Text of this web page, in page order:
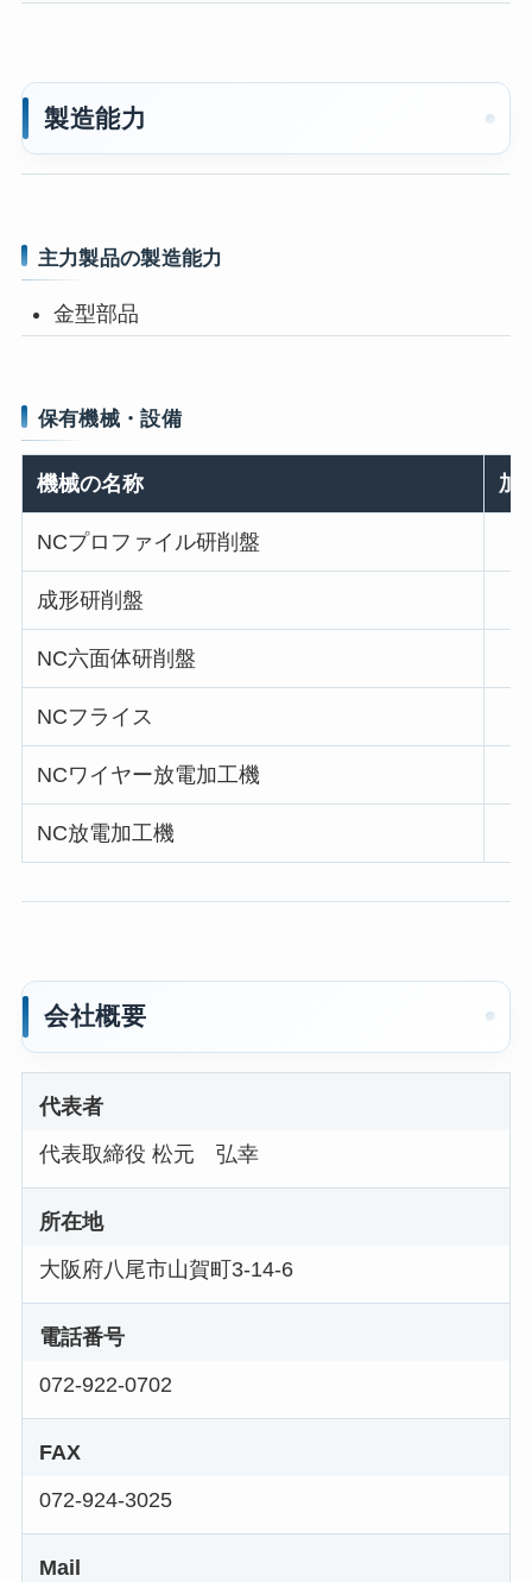
製造能力
主力製品の製造能力
金型部品
保有機械・設備
機械の名称 加
NCプロファイル研削盤
成形研削盤
NC六面体研削盤
NCフライス
NCワイヤー放電加工機
NC放電加工機
会社概要
代表者
代表取締役 松元 弘幸
所在地
大阪府八尾市山賀町3-14-6
電話番号
072-922-0702
FAX
072-924-3025
Mail